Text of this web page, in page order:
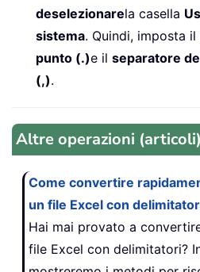
deselezionarela casella
sistema. Quindi, imposta il
punto (.)e il separatore
(,).
Altre operazioni (articoli)
Come convertire
un file Excel con
Hai mai provato a
file Excel con delimitatori?